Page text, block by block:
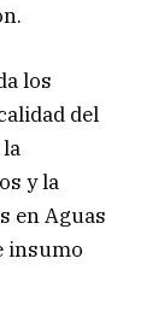
los
del
y la
en Aguas
insumo